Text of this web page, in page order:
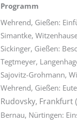
Programm
Wehrend, Gießen:
Simantke,
Sickinger, Gießen:
Tegtmeyer,
Sajovitz-Grohmann,
Wehrend, Gießen:
Rudovsky,
Bernau, Nürtingen: